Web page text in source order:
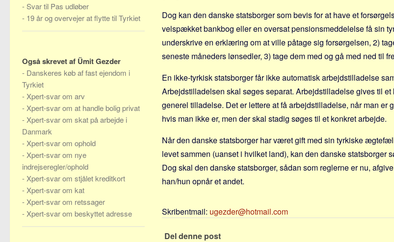
Dog kan den danske statsborger som bevis for at have et
velspækket bankbog eller en oversat pensionsmeddelelse få sin
underskrive en erklæring om at ville påtage sig forsørgelsen, 2)
seneste måneders lønsedler, 3) tage dem med og gå med ned til
En ikke-tyrkisk statsborger får ikke automatisk arbejdstilladelse
Arbejdstilladelsen skal søges separat. Arbejdstilladelse gives til et
generel tilladelse. Det er lettere at få arbejdstilladelse, når man er
hvis man ikke er, men der skal stadig søges til et konkret arbejde.
Når den danske statsborger har været gift med sin tyrkiske
levet sammen (uanset i hvilket land), kan den danske statsborger
Dog skal den danske statsborger, sådan som reglerne er nu,
han/hun opnår et andet.
Skribentmail: ugezder@hotmail.com
Del denne post
- Svar til Pas udløber
- 19 år og overvejer at flytte til Tyrkiet
Også skrevet af Ümit Gezder
- Danskeres køb af fast ejendom i
Tyrkiet
- Xpert-svar om arv
- Xpert-svar om at handle bolig privat
- Xpert-svar om skat på arbejde i
Danmark
- Xpert-svar om ophold
- Xpert-svar om nye
indrejseregler/ophold
- Xpert-svar om stjålet kreditkort
- Xpert-svar om kat
- Xpert-svar om retssager
- Xpert-svar om beskyttet adresse